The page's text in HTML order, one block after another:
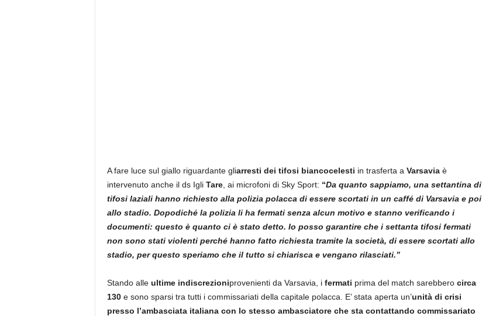
A fare luce sul giallo riguardante gliarresti dei tifosi biancocelesti in trasferta a Varsaviaè
intervenuto anche il ds Igli Tare, ai microfoni di Sky Sport: “Da quanto sappiamo, una settantina di
tifosi laziali hanno richiesto alla polizia polacca di essere scortati in un caffé di Varsavia e poi
allo stadio. Dopodiché la polizia li ha fermati senza alcun motivo e stanno verificando i
documenti: questo è quanto ci è stato detto. Io posso garantire che i settanta tifosi fermati
non sono stati violenti perché hanno fatto richiesta tramite la società, di essere scortati allo
stadio, per questo speriamo che il tutto si chiarisca e vengano rilasciati.”
Stando alleultime indiscrezioniprovenienti da Varsavia, i fermati prima del match sarebbero circa
130e sono sparsi tra tutti i commissariati della capitale polacca. E’ stata aperta un’unità di crisi
presso l’ambasciata italiana con lo stesso ambasciatore che sta contattando commissariato